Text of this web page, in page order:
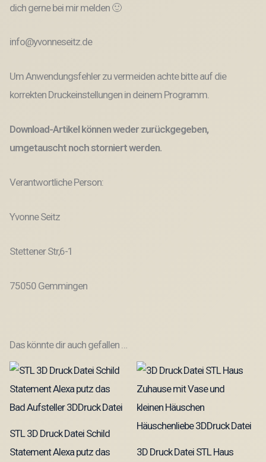
dich gerne bei mir melden 🙂
info@yvonneseitz.de
Um Anwendungsfehler zu vermeiden achte bitte auf die
korrekten Druckeinstellungen in deinem Programm.
Download-Artikel können weder zurückgegeben,
umgetauscht noch storniert werden.
Verantwortliche Person:
Yvonne Seitz
Stettener Str,6-1
75050 Gemmingen
Das könnte dir auch gefallen …
STL 3D Druck Datei Schild
Statement Alexa putz das
3D Druck Datei STL Haus